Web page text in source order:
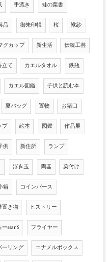
手漉き 蛙の葉書
品 御朱印帳 桜 袱紗
グカップ 新生活 伝統工芸
立て カエルタオル 鉄瓶
カエル図鑑 子供と読む本
夏バッグ 置物 お猪口
プ 絵本 図鑑 作品展
供 新住所 ランプ
浮き玉 陶器 染付け
箱 コインパース
置き物 ヒストリー
ーssan'S フライヤー
ーリング エナメルボックス